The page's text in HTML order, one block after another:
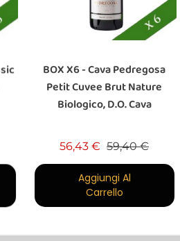
BOX X6 - Cava Pedregosa
Petit Cuvee Brut Nature
Biologico, D.O. Cava
56,43 € Prezzo base
59,40 €
Aggiungi Al
Carrello